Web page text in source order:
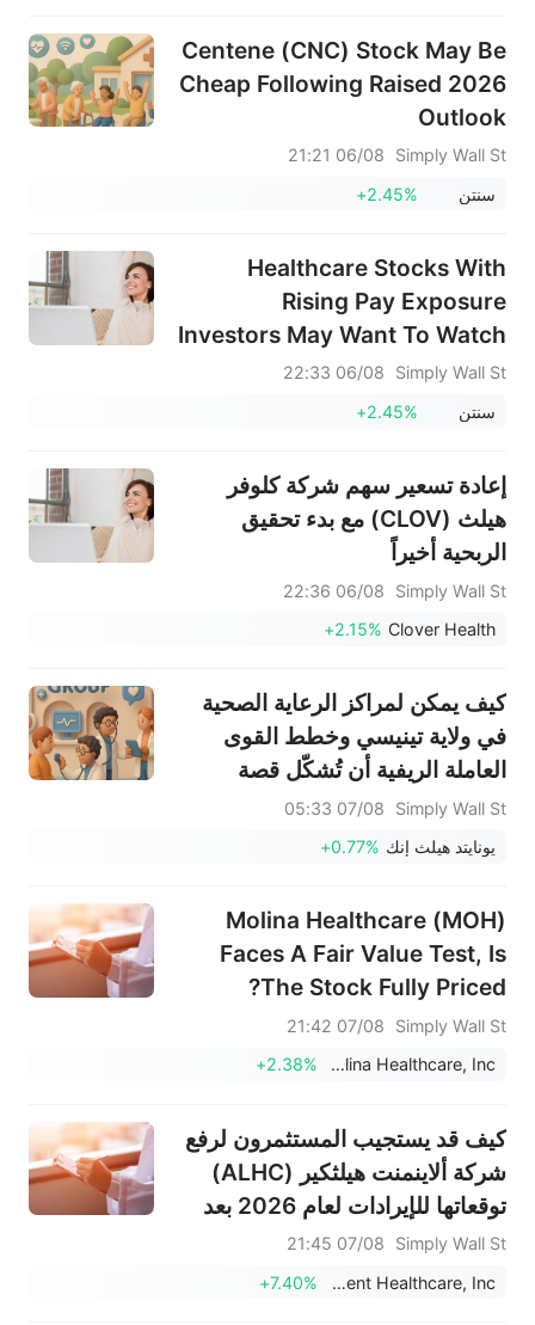
Centene (CNC) Stock May Be
Cheap Following Raised 2026
Outlook
Simply Wall St
06/08 21:21
سنتن
+2.45%
Healthcare Stocks With
Rising Pay Exposure
Investors May Want To Watch
Simply Wall St
06/08 22:33
سنتن
+2.45%
إعادة تسعير سهم شركة كلوفر
هيلث (CLOV) مع بدء تحقيق
الربحية أخيراً
Simply Wall St
06/08 22:36
Clover Health
+2.15%
كيف يمكن لمراكز الرعاية الصحية
في ولاية تينيسي وخطط القوى
العاملة الريفية أن تُشكّل قصة
الرعاية القائمة على القيمة
لمجموعة يونايتد هيلث (UNH)
Simply Wall St
07/08 05:33
يونايتد هيلث إنك +0.77%
Molina Healthcare (MOH)
Faces A Fair Value Test, Is
The Stock Fully Priced?
Simply Wall St
07/08 21:42
Molina Healthcare, Inc.
+2.38%
كيف قد يستجيب المستثمرون لرفع
شركة ألاينمنت هيلثكير (ALHC)
توقعاتها للإيرادات لعام 2026 بعد
نتائج قوية للربع الثاني؟
Simply Wall St
07/08 21:45
Alignment Healthcare, Inc.
+7.40%